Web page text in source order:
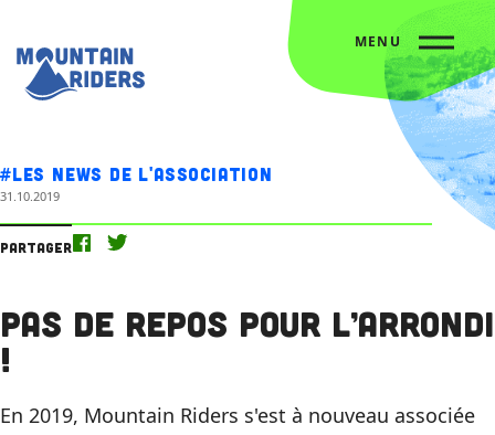
MENU
#Les news de l'association
31.10.2019
Partager
Pas de repos pour l’Arrondi
!
En 2019, Mountain Riders s'est à nouveau associée